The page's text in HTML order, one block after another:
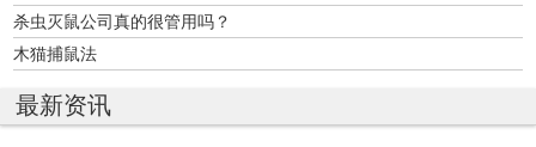
杀虫灭鼠公司真的很管用吗？
木猫捕鼠法
最新资讯